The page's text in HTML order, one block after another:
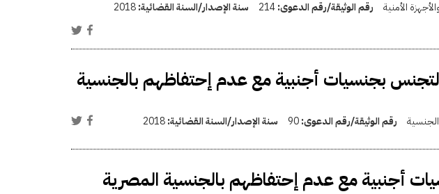
الأمنية رقم الوثيقة/رقم الدعوى:214 سنة الإصدار/السنة القضائية:2018
بجنسيات أجنبية مع عدم إحتفاظهم بالجنسية
رقم الوثيقة/رقم الدعوى:90 سنة الإصدار/السنة القضائية:2018
أجنبية مع عدم إحتفاظهم بالجنسية المصرية